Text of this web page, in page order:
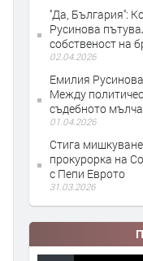
''Да, България'':
Русинова
собственост на
02.04.2026
Емилия
Между
съдебното
01.04.2026
Стига
прокурорка на
с Пепи Еврото
31.03.2026